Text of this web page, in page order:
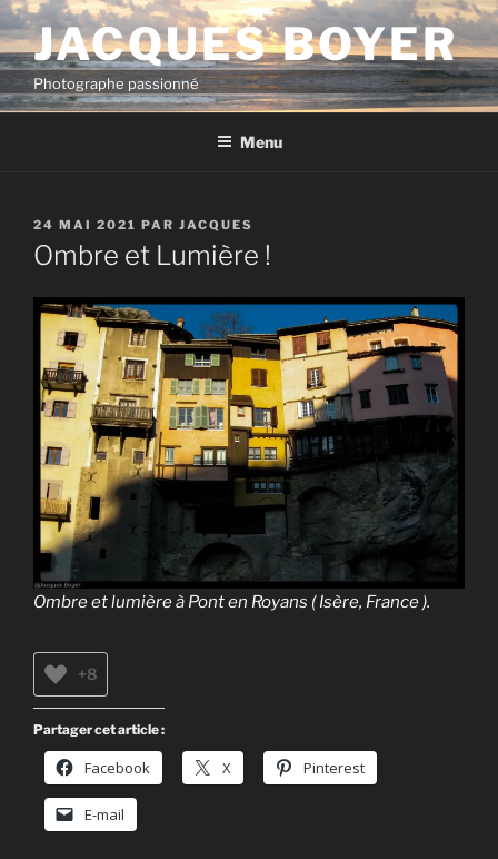
Aller
au
contenu
principal
JACQUES BOYER
Photographe passionné
Menu
PUBLIÉ
LE
24 MAI 2021 PAR JACQUES
Ombre et Lumière !
Ombre et lumière à Pont en Royans ( Isère, France ).
+8
Partager cet article :
Facebook X Pinterest
E-mail